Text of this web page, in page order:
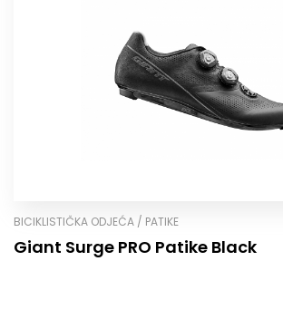
BICIKLISTIČKA ODJEĆA / PATIKE
Giant Surge PRO Patike Black